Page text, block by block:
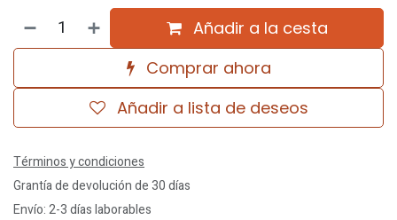
Añadir a la cesta
Comprar ahora
Añadir a lista de deseos
Términos y condiciones
Grantía de devolución de 30 días
Envío: 2-3 días laborables